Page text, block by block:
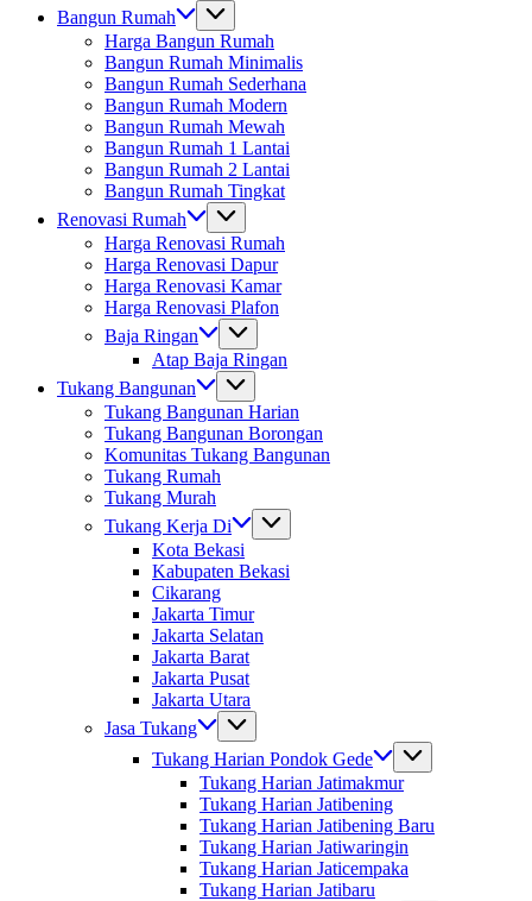
Bangun Rumah
Harga Bangun Rumah
Bangun Rumah Minimalis
Bangun Rumah Sederhana
Bangun Rumah Modern
Bangun Rumah Mewah
Bangun Rumah 1 Lantai
Bangun Rumah 2 Lantai
Bangun Rumah Tingkat
Renovasi Rumah
Harga Renovasi Rumah
Harga Renovasi Dapur
Harga Renovasi Kamar
Harga Renovasi Plafon
Baja Ringan
Atap Baja Ringan
Tukang Bangunan
Tukang Bangunan Harian
Tukang Bangunan Borongan
Komunitas Tukang Bangunan
Tukang Rumah
Tukang Murah
Tukang Kerja Di
Kota Bekasi
Kabupaten Bekasi
Cikarang
Jakarta Timur
Jakarta Selatan
Jakarta Barat
Jakarta Pusat
Jakarta Utara
Jasa Tukang
Tukang Harian Pondok Gede
Tukang Harian Jatimakmur
Tukang Harian Jatibening
Tukang Harian Jatibening Baru
Tukang Harian Jatiwaringin
Tukang Harian Jaticempaka
Tukang Harian Jatibaru